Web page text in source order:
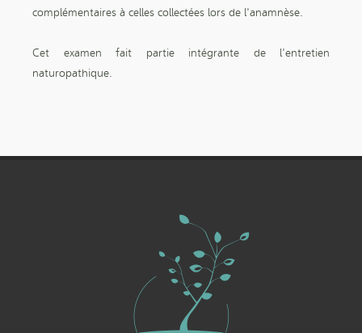
complémentaires à celles collectées lors de l'anamnèse.
Cet examen fait partie intégrante de l'entretien
naturopathique.